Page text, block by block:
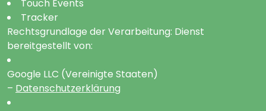
Touch Events
Tracker
Rechtsgrundlage der Verarbeitung: Dienst
bereitgestellt von:
Google LLC (Vereinigte Staaten)
– Datenschutzerklärung